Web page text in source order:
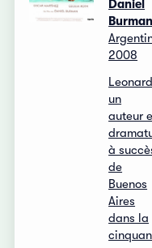
Daniel
Burman
2008
un
auteur
à
de
Buenos
Aires
dans la